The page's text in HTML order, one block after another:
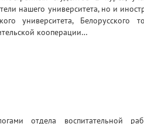
нашего университета, но и
университета, Белорусского
кооперации…
отдела воспитательной